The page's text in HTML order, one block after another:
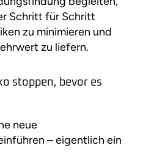
Schritt für Schritt
zu minimieren und
zu liefern.
stoppen, bevor es
neue
– eigentlich ein